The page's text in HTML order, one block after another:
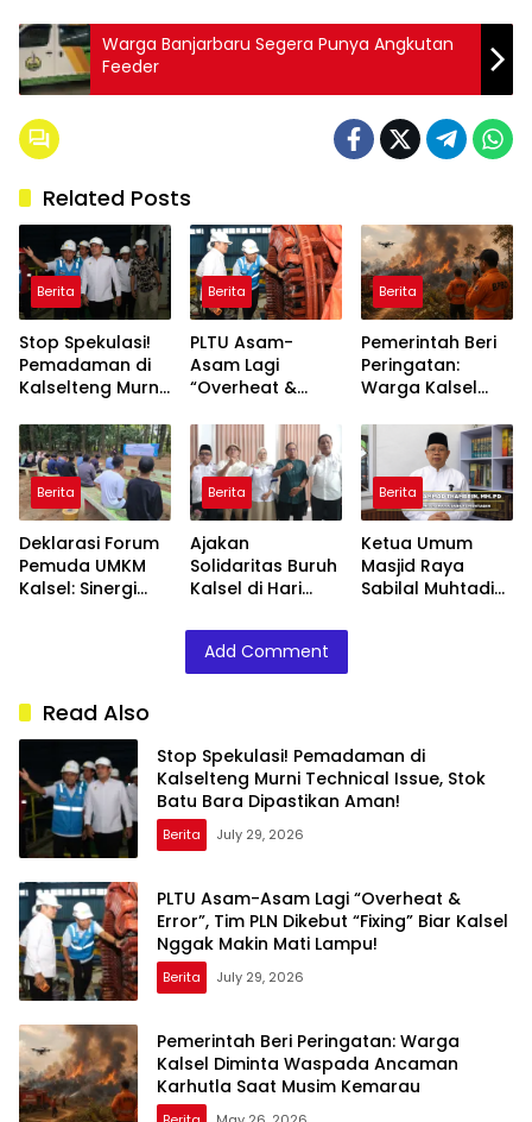
Warga Banjarbaru Segera Punya Angkutan
Feeder
Related Posts
Berita
Stop Spekulasi!
Pemadaman di
Kalselteng Murni
Stok Batu Bara
Dipastikan Aman!
Berita
PLTU Asam-
Asam Lagi
“Overheat &
Dikebut “Fixing”
Biar Kalsel Nggak
Makin Mati
Lampu!
Berita
Pemerintah Beri
Peringatan:
Warga Kalsel
Waspada
Ancaman
Karhutla Saat
Musim Kemarau
Berita
Deklarasi Forum
Pemuda UMKM
Kalsel: Sinergi
Berita
Ajakan
Solidaritas Buruh
Kalsel di Hari
Anarki,
Prioritaskan
Dialog
Berita
Ketua Umum
Masjid Raya
Sabilal Muhtadin
Add Comment
Read Also
Stop Spekulasi! Pemadaman di
Kalselteng Murni Technical Issue, Stok
Batu Bara Dipastikan Aman!
Berita July 29, 2026
PLTU Asam-Asam Lagi “Overheat &
Error”, Tim PLN Dikebut “Fixing” Biar Kalsel
Nggak Makin Mati Lampu!
Berita July 29, 2026
Pemerintah Beri Peringatan: Warga
Kalsel Diminta Waspada Ancaman
Karhutla Saat Musim Kemarau